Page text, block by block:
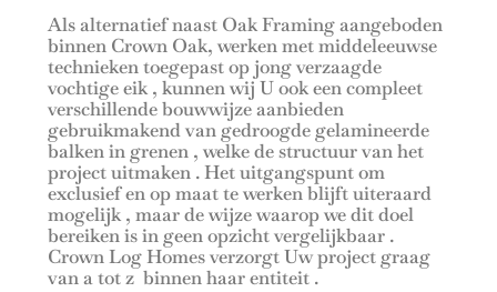
Als alternatief naast Oak Framing aangeboden
binnen Crown Oak, werken met middeleeuwse
technieken toegepast op jong verzaagde
vochtige eik , kunnen wij U ook een compleet
verschillende bouwwijze aanbieden
gebruikmakend van gedroogde gelamineerde
balken in grenen , welke de structuur van het
project uitmaken . Het uitgangspunt om
exclusief en op maat te werken blijft uiteraard
mogelijk , maar de wijze waarop we dit doel
bereiken is in geen opzicht vergelijkbaar .
Crown Log Homes verzorgt Uw project graag
van a tot z binnen haar entiteit .